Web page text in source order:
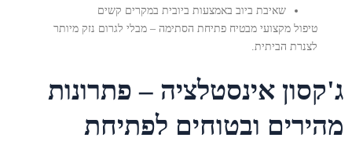
שאיבת ביוב באמצעות ביובית במקרים קשים
טיפול מקצועי מבטיח פתיחת הסתימה – מבלי לגרום נזק מיותר
לצנרת הביתית.
ג'קסון אינסטלציה – פתרונות
מהירים ובטוחים לפתיחת